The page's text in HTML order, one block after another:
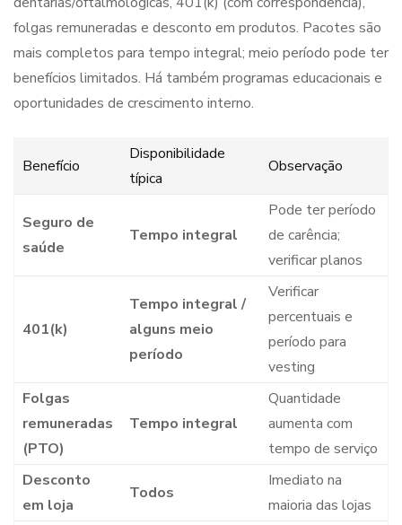
folgas remuneradas e desconto em produtos. Pacotes são
mais completos para tempo integral; meio período pode ter
benefícios limitados. Há também programas educacionais e
oportunidades de crescimento interno.
Benefício
Disponibilidade
típica
Observação
Seguro de
saúde
Tempo integral
Pode ter período
de carência;
verificar planos
401(k)
Tempo integral /
alguns meio
período
Verificar
percentuais e
período para
vesting
Folgas
remuneradas
(PTO)
Tempo integral
Quantidade
aumenta com
tempo de serviço
Desconto
em loja
Todos
Imediato na
maioria das lojas